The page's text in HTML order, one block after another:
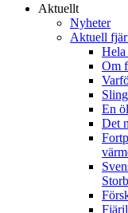
Aktuellt
Nyheter
Aktuell
Hela
Om
En
Det